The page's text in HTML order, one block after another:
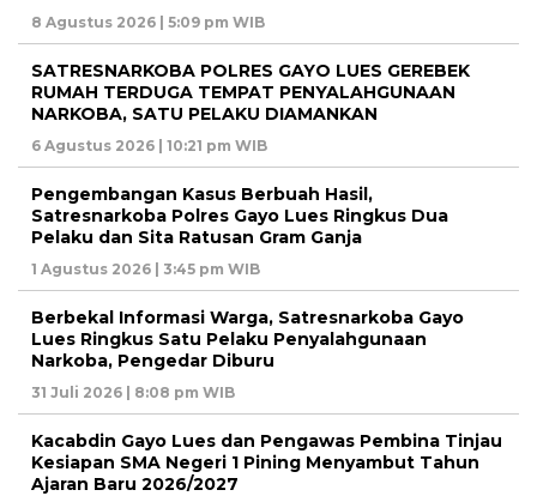
8 Agustus 2026 | 5:09 pm WIB
SATRESNARKOBA POLRES GAYO LUES GEREBEK
RUMAH TERDUGA TEMPAT PENYALAHGUNAAN
NARKOBA, SATU PELAKU DIAMANKAN
6 Agustus 2026 | 10:21 pm WIB
Pengembangan Kasus Berbuah Hasil,
Satresnarkoba Polres Gayo Lues Ringkus Dua
Pelaku dan Sita Ratusan Gram Ganja
1 Agustus 2026 | 3:45 pm WIB
Berbekal Informasi Warga, Satresnarkoba Gayo
Lues Ringkus Satu Pelaku Penyalahgunaan
Narkoba, Pengedar Diburu
31 Juli 2026 | 8:08 pm WIB
Kacabdin Gayo Lues dan Pengawas Pembina Tinjau
Kesiapan SMA Negeri 1 Pining Menyambut Tahun
Ajaran Baru 2026/2027